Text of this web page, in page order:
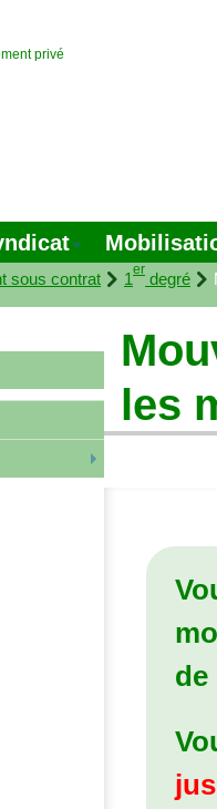
sous contrat 1
er
degré
les
de